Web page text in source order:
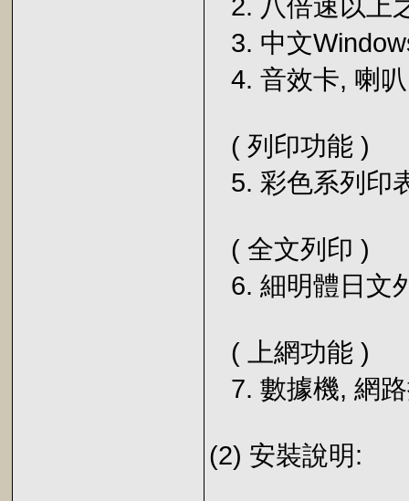
2. 八倍速以上
3. 中文
4. 音效卡, 喇
( 列印功能 )
5. 彩色系列印
( 全文列印 )
6. 細明體日文
( 上網功能 )
7. 數據機, 網
(2) 安裝說明: